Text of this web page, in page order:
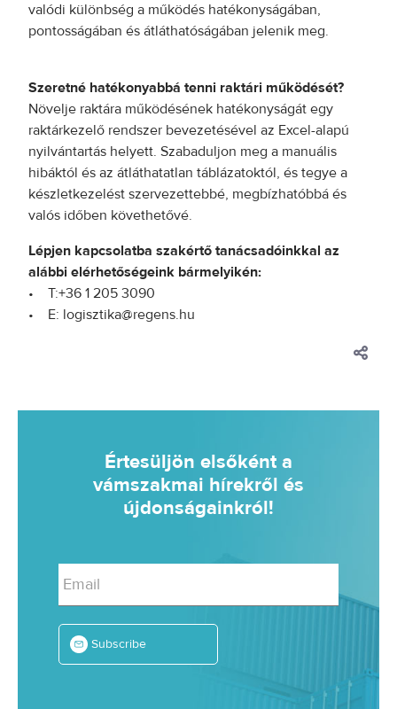
valódi különbség a működés hatékonyságában,
pontosságában és átláthatóságában jelenik meg.
Szeretné hatékonyabbá tenni raktári működését?
Növelje raktára működésének hatékonyságát egy
raktárkezelő rendszer bevezetésével az Excel-alapú
nyilvántartás helyett. Szabaduljon meg a manuális
hibáktól és az átláthatatlan táblázatoktól, és tegye a
készletkezelést szervezettebbé, megbízhatóbbá és
valós időben követhetővé.
Lépjen kapcsolatba szakértő tanácsadóinkkal az
alábbi elérhetőségeink bármelyikén:
• T:+36 1 205 3090
• E: logisztika@regens.hu
Értesüljön elsőként a
vámszakmai hírekről és
újdonságainkról!
Email
Subscribe